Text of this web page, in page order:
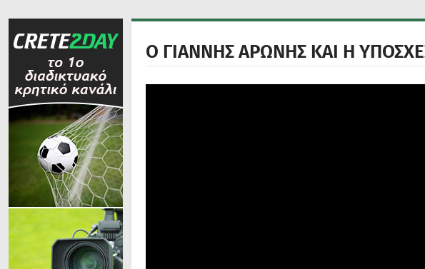
Ο ΓΙΑΝΝΗΣ ΑΡΩΝΗΣ ΚΑΙ Η